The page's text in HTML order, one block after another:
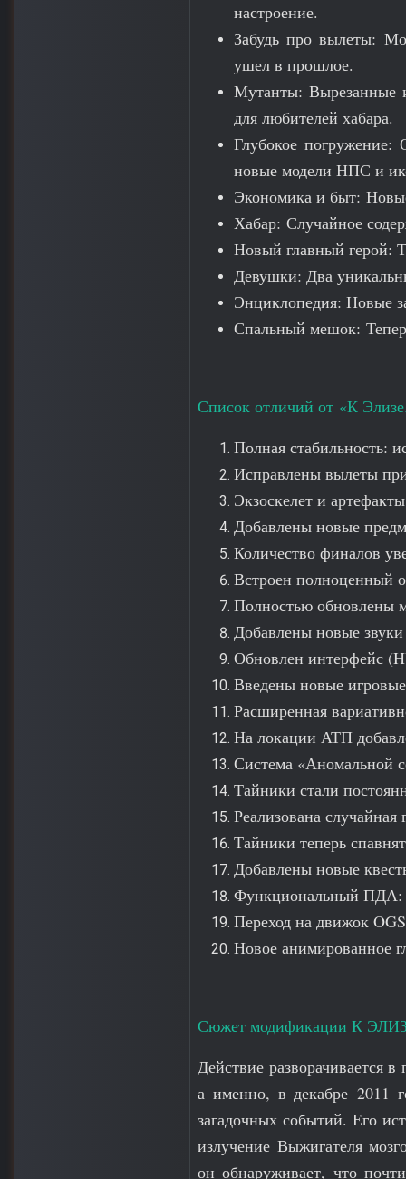
настроение.
Забудь про вылеты:
ушел в прошлое.
Мутанты: Вырезанные
для любителей хабара.
Глубокое погружение:
новые модели НПС и
Экономика и быт:
Хабар: Случайное
Новый главный герой:
Девушки: Два
Энциклопедия: Новые
Спальный мешок:
Список отличий от «К
Полная стабильность:
Исправлены вылеты
Экзоскелет и
Добавлены новые
Количество финалов
Встроен полноценный
Полностью обновлены
Добавлены новые
Обновлен интерфейс
Введены новые
Расширенная
На локации АТП
Система «Аномальной
Тайники стали
Реализована
Тайники теперь
Добавлены новые
Функциональный ПДА:
Переход на движок
Новое анимированное
Сюжет модификации К
Действие разворачивается
а именно, в декабре 2011
загадочных событий. Его
излучение Выжигателя
он обнаруживает, что